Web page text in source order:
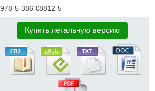
978-5-386-08812-5
Купить легальную версию